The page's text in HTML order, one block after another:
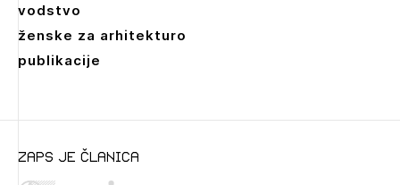
vodstvo
ženske za arhitekturo
publikacije
zaps je članica